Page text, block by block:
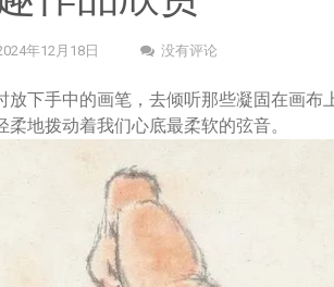
年12月18日 没有评论
放下手中的画笔，去倾听那些凝固在画
柔地拨动着我们心底最柔软的弦音。